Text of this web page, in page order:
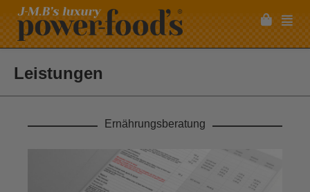
Leistungen
Ernährungsberatung